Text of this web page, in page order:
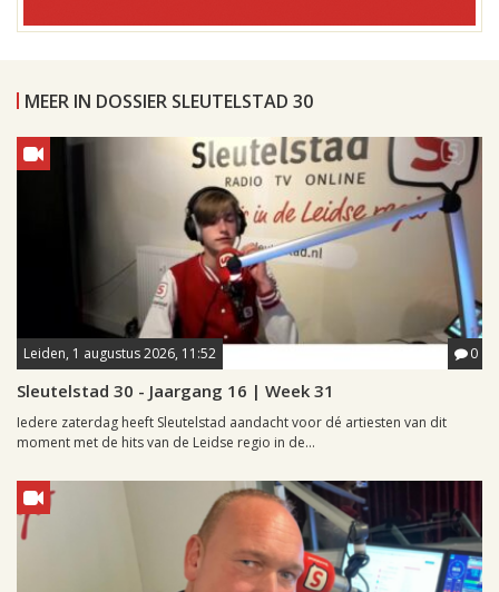
MEER IN DOSSIER SLEUTELSTAD 30
Leiden, 1 augustus 2026, 11:52 0
Sleutelstad 30 - Jaargang 16 | Week 31
Iedere zaterdag heeft Sleutelstad aandacht voor dé artiesten van dit
moment met de hits van de Leidse regio in de...